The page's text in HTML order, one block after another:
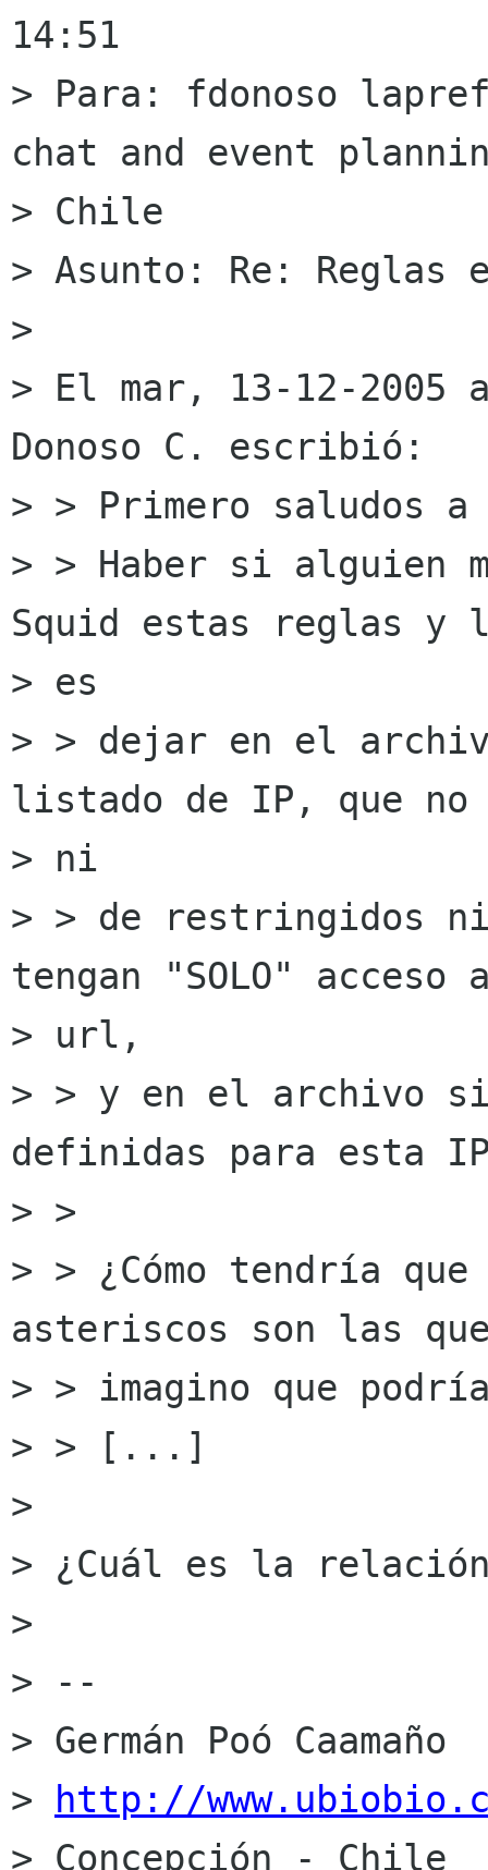
14:51
> Para: fdonoso
chat and event
> Chile
> Asunto: Re: Reglas
>
> El mar, 13-12-2005
Donoso C. escribió:
> > Primero saludos
> > Haber si alguien
Squid estas reglas y
> es
> > dejar en el
listado de IP, que no
> ni
> > de restringidos
tengan "SOLO" acceso
> url,
> > y en el archivo
definidas para esta
> >
> > ¿Cómo tendría
asteriscos son las que
> > imagino que
> > [...]
>
> ¿Cuál es la relación
>
> --
> Germán Poó Caamaño
>
http://
> Concepción - Chile